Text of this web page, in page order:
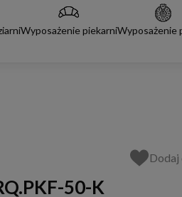
Wyposażenie piekarniWyposażenie
Dodaj
50-K